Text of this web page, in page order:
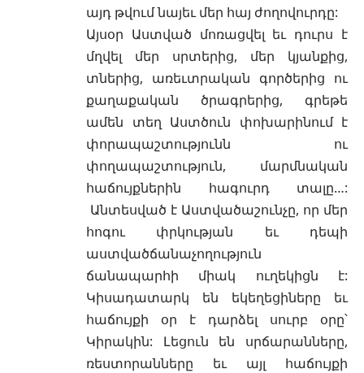
այդ թվում նայեւ մեր հայ ժողովուրդը:
Այսօր Աստված մոռացվել եւ դուրս է
մղվել մեր սրտերից, մեր կյանքից,
տներից, առեւտրական գործերից ու
քաղաքական ծրագրերից, գրեթե
ամեն տեղ Աստծուն փոխարինում է
փորապաշտությունն ու
փողապաշտություն, մարմնական
հաճույքներին հագուրդ տալը…:
Անտեսված է Աստվածաշունչը, որ մեր
հոգու փրկության եւ դեպի
աստվածճանաչողություն
ճանապարհի միակ ուղեկիցն է:
Կիսադատարկ են եկեղեցիները եւ
հաճույքի օր է դարձել սուրբ օրը՝
Կիրակին: Լեցուն են սրճարանները,
ռեստորանները եւ այլ հաճույքի